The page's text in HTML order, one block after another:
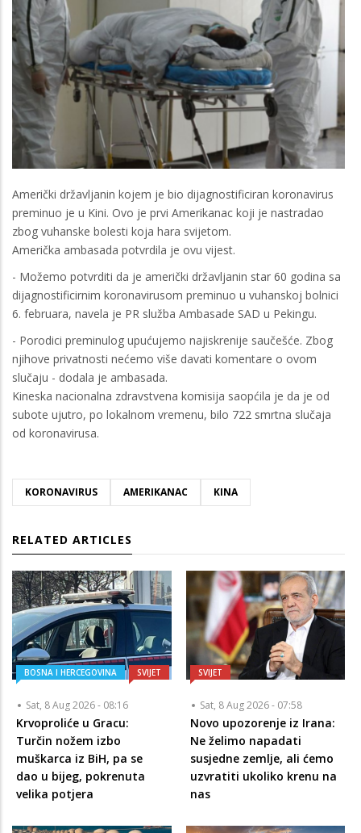
Američki državljanin kojem je bio dijagnostificiran koronavirus
preminuo je u Kini. Ovo je prvi Amerikanac koji je nastradao
zbog vuhanske bolesti koja hara svijetom.
Američka ambasada potvrdila je ovu vijest.
- Možemo potvrditi da je američki državljanin star 60 godina sa
dijagnostificirnim koronavirusom preminuo u vuhanskoj bolnici
6. februara, navela je PR služba Ambasade SAD u Pekingu.
- Porodici preminulog upućujemo najiskrenije saučešće. Zbog
njihove privatnosti nećemo više davati komentare o ovom
slučaju - dodala je ambasada.
Kineska nacionalna zdravstvena komisija saopćila je da je od
subote ujutro, po lokalnom vremenu, bilo 722 smrtna slučaja
od koronavirusa.
KORONAVIRUS AMERIKANAC KINA
RELATED ARTICLES
BOSNA I HERCEGOVINA SVIJET
Sat, 8 Aug 2026 - 08:16
Krvoproliće u Gracu:
Turčin nožem izbo
muškarca iz BiH, pa se
dao u bijeg, pokrenuta
velika potjera
SVIJET
Sat, 8 Aug 2026 - 07:58
Novo upozorenje iz Irana:
Ne želimo napadati
susjedne zemlje, ali ćemo
uzvratiti ukoliko krenu na
nas